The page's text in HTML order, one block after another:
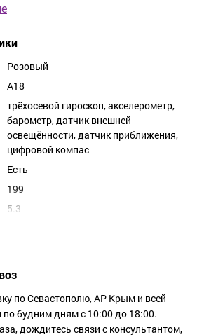
услугам в городе Севастополе!
Plus обладает стильным внешним
лежит в руке и приятно прикасаться к
С 512GB памятью в
вы сможете хранить
нехватки пространства.
видео.
программное
время, не испытывая
Розовый
A18
трёхосевой гироскоп, акселерометр,
барометр, датчик внешней
освещённости, датчик приближения,
цифровой компас
Есть
199
5.3
по Севастополю, АР Крым и всей
будним дням с 10:00 до 18:00.
дождитесь связи с консультантом,